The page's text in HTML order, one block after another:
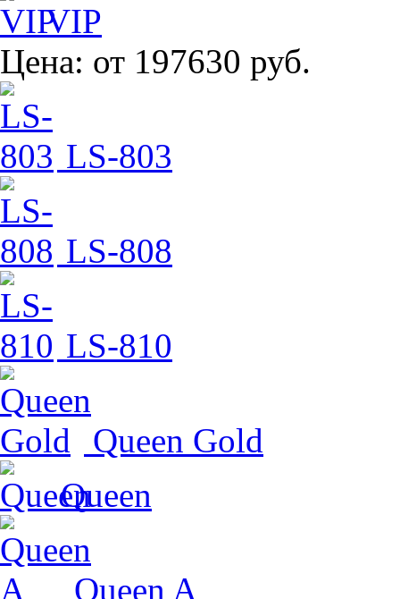
VIP
Цена: от 197630 руб.
LS-803
LS-808
LS-810
Queen Gold
Queen
Queen A